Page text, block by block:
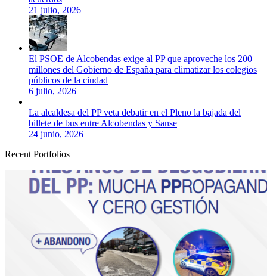
21 julio, 2026
El PSOE de Alcobendas exige al PP que aproveche los 200
millones del Gobierno de España para climatizar los colegios
públicos de la ciudad
6 julio, 2026
La alcaldesa del PP veta debatir en el Pleno la bajada del
billete de bus entre Alcobendas y Sanse
24 junio, 2026
Recent Portfolios